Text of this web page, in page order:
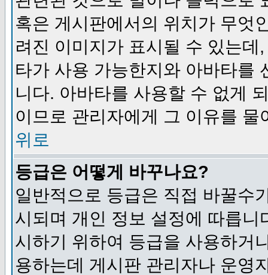
혹은 게시판에서의 위치가 무엇
려진 이미지가 표시될 수 있는
타가 사용 가능한지와 아바타를
니다. 아바타를 사용할 수 없게
이므로 관리자에게 그 이유를 물
위로
등급은 어떻게 바꾸나요?
일반적으로 등급은 직접 바꿀수
시되며 개인 정보 설정에 따릅
시하기 위하여 등급을 사용하거
용하는데 게시판 관리자나 운영